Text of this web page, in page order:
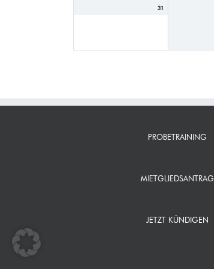
31
PROBETRAINING
MIETGLIEDSANTRAG
JETZT KÜNDIGEN